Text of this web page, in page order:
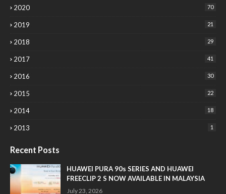
2020 70
2019 21
2018 29
2017 41
2016 30
2015 22
2014 18
2013 1
Recent Posts
HUAWEI PURA 90s SERIES AND HUAWEI
FREECLIP 2 S NOW AVAILABLE IN MALAYSIA
July 23, 2026